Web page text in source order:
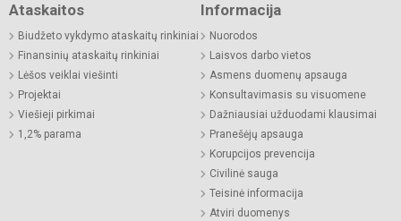
Ataskaitos
Biudžeto vykdymo ataskaitų rinkiniai
Finansinių ataskaitų rinkiniai
Lėšos veiklai viešinti
Projektai
Viešieji pirkimai
1,2% parama
Informacija
Nuorodos
Laisvos darbo vietos
Asmens duomenų apsauga
Konsultavimasis su visuomene
Dažniausiai užduodami klausimai
Pranešėjų apsauga
Korupcijos prevencija
Civilinė sauga
Teisinė informacija
Atviri duomenys